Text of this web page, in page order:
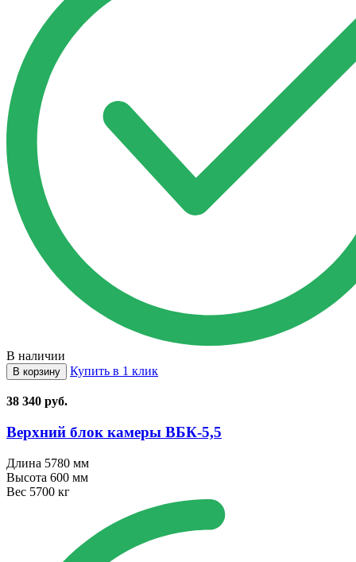
В наличии
В корзину Купить в 1 клик
38 340 руб.
Верхний блок камеры ВБК⁠-⁠5,5
Длина 5780 мм
Высота 600 мм
Вес 5700 кг